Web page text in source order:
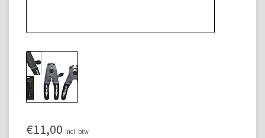
€11,00 Incl. btw